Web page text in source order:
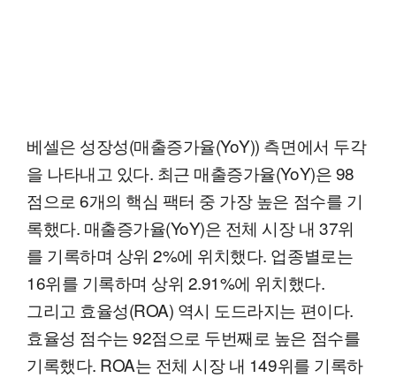
베셀은 성장성(매출증가율(YoY)) 측면에서 두각
을 나타내고 있다. 최근 매출증가율(YoY)은 98
점으로 6개의 핵심 팩터 중 가장 높은 점수를 기
록했다. 매출증가율(YoY)은 전체 시장 내 37위
를 기록하며 상위 2%에 위치했다. 업종별로는
16위를 기록하며 상위 2.91%에 위치했다.
그리고 효율성(ROA) 역시 도드라지는 편이다.
효율성 점수는 92점으로 두번째로 높은 점수를
기록했다. ROA는 전체 시장 내 149위를 기록하